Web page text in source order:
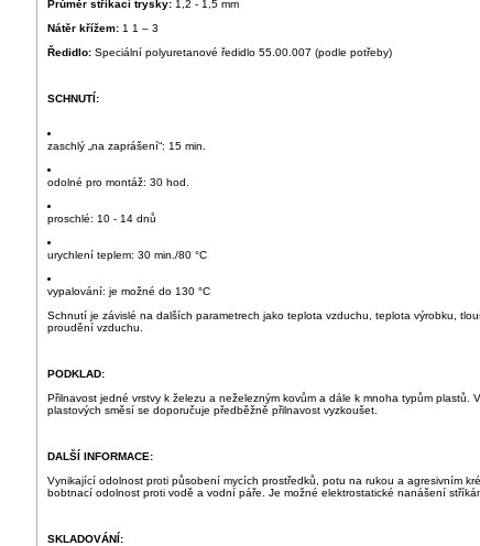
Průměr stříkací trysky: 1,2 - 1,5 mm
Nátěr křížem: 1 1 – 3
Ředidlo: Speciální polyuretanové ředidlo 55.00.007 (podle potřeby)
SCHNUTÍ:
zaschlý „na zaprášení“: 15 min.
odolné pro montáž: 30 hod.
proschlé: 10 - 14 dnů
urychlení teplem: 30 min./80 °C
vypalování: je možné do 130 °C
Schnutí je závislé na dalších parametrech jako teplota vzduchu, teplota výrobku,
proudění vzduchu.
PODKLAD:
Přilnavost jedné vrstvy k železu a neželezným kovům a dále k mnoha typům plastů.
plastových směsí se doporučuje předběžně přilnavost vyzkoušet.
DALŠÍ INFORMACE:
Vynikající odolnost proti působení mycích prostředků, potu na rukou a agresivním
bobtnací odolnost proti vodě a vodní páře. Je možné elektrostatické nanášení
SKLADOVÁNÍ: